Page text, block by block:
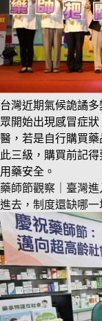
台灣近期氣候詭譎
眾開始出現感冒症
醫，若是自行購買
此三級，購買前記
用藥安全。
藥師節觀察｜臺灣
進去，制度還缺哪一